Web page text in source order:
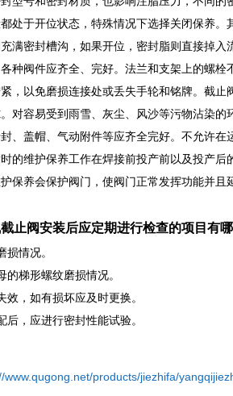
处于开位状态，特殊情况下选择关闭保养
满密封槽沟，如果开位，密封脂则直接掉入
种阀件应齐全、完好。法兰和支架上的螺
，以免磨损连接处或丢失手轮和铭牌。截
对容易受到雨雪、灰尘、风沙等污物沾染
、盖帽、气动附件等应齐全完好。不允许
的维护保养工作在焊接前投产前以及投产
保养会保护阀门，使阀门正常发挥功能并
止阀安装后应定期进行检查的项目有
损情况。
的梯形螺纹磨损情况。
效，如有损坏应及时更换。
后，应进行密封性能试验。
www.qugong.net/products/jiezhifa/